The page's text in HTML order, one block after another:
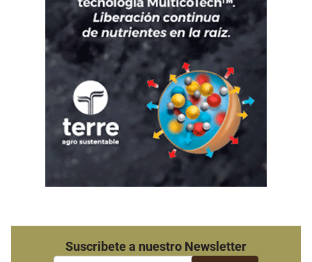
Suscribete a nuestro Newsletter